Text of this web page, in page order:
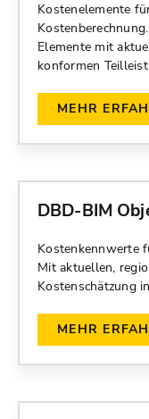
Kostenelemente
Elemente mit
konformen
MEHR
DBD-BIM
Kostenkennwerte
Mit aktuellen,
Kostenschätzung
MEHR